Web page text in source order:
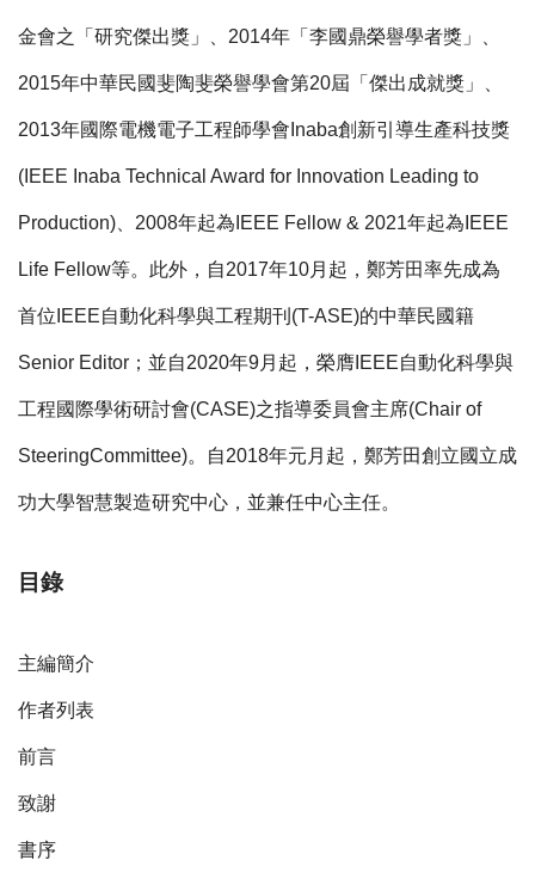
金會之「研究傑出獎」、2014年「李國鼎榮譽學者獎」、
2015年中華民國斐陶斐榮譽學會第20屆「傑出成就獎」、
2013年國際電機電子工程師學會Inaba創新引導生產科技獎
(IEEE Inaba Technical Award for Innovation Leading to
Production)、2008年起為IEEE Fellow & 2021年起為IEEE
Life Fellow等。此外，自2017年10月起，鄭芳田率先成為
首位IEEE自動化科學與工程期刊(T-ASE)的中華民國籍
Senior Editor；並自2020年9月起，榮膺IEEE自動化科學與
工程國際學術研討會(CASE)之指導委員會主席(Chair of
SteeringCommittee)。自2018年元月起，鄭芳田創立國立成
功大學智慧製造研究中心，並兼任中心主任。
目錄
主編簡介
作者列表
前言
致謝
書序